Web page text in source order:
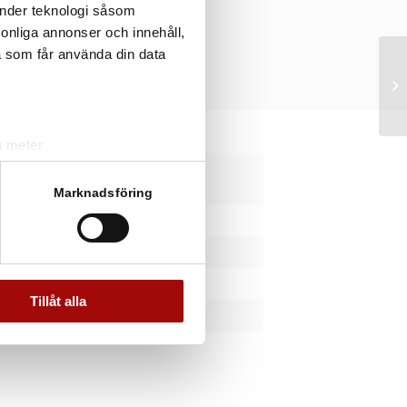
teknologi såsom
annonser och innehåll,
får använda din data
meter
. Du kan ändra
information från din enhet
kombinera informationen
tjänster.
Marknadsföring
Tillåt alla